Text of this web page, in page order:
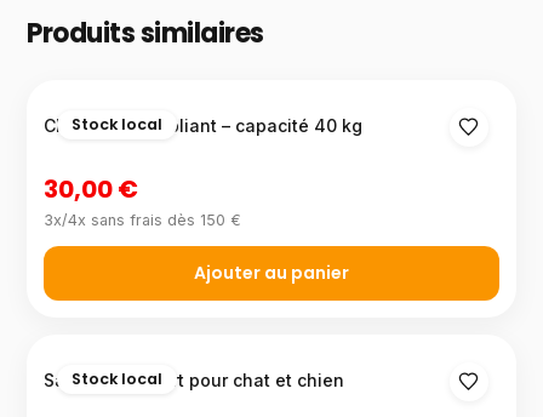
Produits similaires
Stock local
Chariot trolley pliant – capacité 40 kg
30,00 €
3x/4x sans frais dès 150 €
Ajouter au panier
Stock local
Sac de transport pour chat et chien